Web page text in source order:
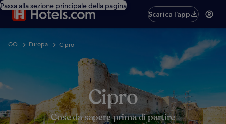
Passa alla sezione principale della pagina
Scarica l’app
GO Europa Cipro
Cipro
Cose da sapere prima di partire